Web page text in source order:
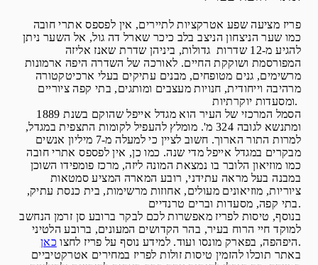
פריז מציעה שפע אטרקציות לתיירים, אין לפספס אתרי חובה
כמו שער הניצחון הניצב בלב כיכר שארל דה גול, אל השער ניתן
להגיע מ-12 שדרות גדולות, ביניהן שדרת שאנז אליזה
המפורסמת ושוקקת החיים. לאורכה של השדרה היפה ארמונות
מרשימים, גנים מטופחים, מבנים עתיקים בעלי ארכיטקטורה
מרהיבה וייחודית, חנויות מעצבים ומותגים, בתי קפה ציוריים
ומסעדות יוקרתיות.
הסמל המרכזי של העיר הוא מגדל אייפל שהוקם בשנת 1889
ומתנשא לגובה 324 מ'. מומלץ להעפיל לקומות התצפית במגדל,
למרות התור הארוך. חשוב לציין כי למעלה מ-7 מיליון אנשים
מבקרים במגדל אייפל מדי שנה. כמו כן, אין לפספס אתרי חובה
כמו מוזיאון הלובר בו נמצאת המונה ליזה, מרכז פומפידו השוכן
במבנה בעל מראה עתידני, רובע המארה המציע סמטאות
ציוריות, מוזיאונים מעולים, אחוזות מרשימות, בית כנסת עתיק,
בתי קפה, מסעדות וברים טרנדיים.
בנוסף, טיסות לפריז מאפשרות לכם לבקר ברובע סן זרמן הנחשב
למוקד חיי הרוח בעיר, בהר הקדושים המעונים, ברובע הלטיני
היפהפה, בפארק מונסו ועוד. למידע נוסף על פריז לחצו כאן
.
באתר תוכלו להזמין טיסות זולות לפריז במחירים אטרקטיביים